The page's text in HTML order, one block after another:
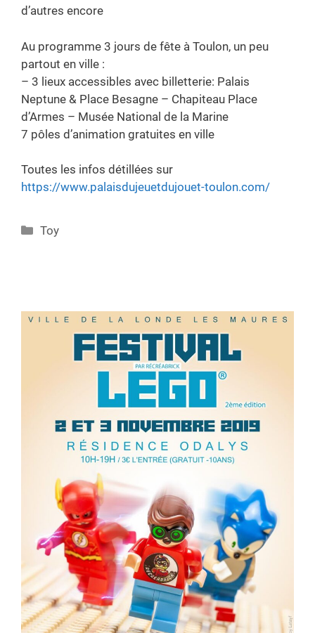
d’autres encore
Au programme 3 jours de fête à Toulon, un peu
partout en ville :
– 3 lieux accessibles avec billetterie: Palais
Neptune & Place Besagne – Chapiteau Place
d’Armes – Musée National de la Marine
7 pôles d’animation gratuites en ville
Toutes les infos détillées sur
https://www.palaisdujeuetdujouet-toulon.com/
Categories
Toy